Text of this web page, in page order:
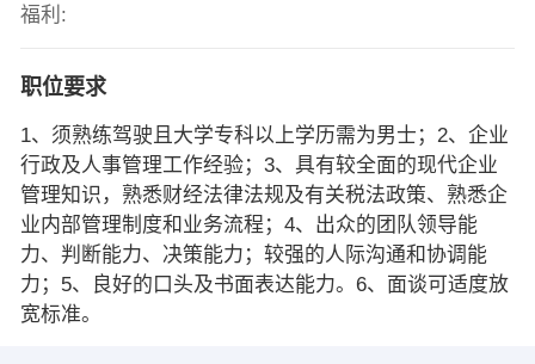
福利:
职位要求
1、须熟练驾驶且大学专科以上学历需为男士；2、企业
行政及人事管理工作经验；3、具有较全面的现代企业
管理知识，熟悉财经法律法规及有关税法政策、熟悉企
业内部管理制度和业务流程；4、出众的团队领导能
力、判断能力、决策能力；较强的人际沟通和协调能
力；5、良好的口头及书面表达能力。6、面谈可适度放
宽标准。